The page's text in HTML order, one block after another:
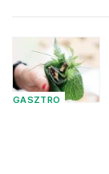
GASZTRO